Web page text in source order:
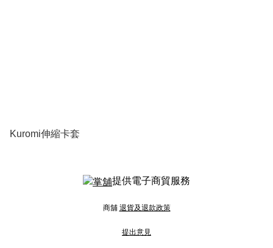
Kuromi伸縮卡套
提供電子商貿服務
商舖 退貨及退款政策
提出意見